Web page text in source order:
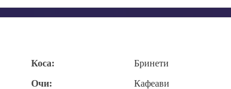
Коса:
Бринети
Очи:
Кафеави